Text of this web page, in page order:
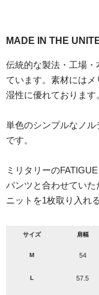
MADE IN THE
伝統的な製法・工場
ています。素材には
湿性に優れております
単色のシンプルなノ
です。
ミリタリーの
パンツと合わせてい
ニットを1枚取り入れ
サイズ 肩幅
M 54
L 57.5